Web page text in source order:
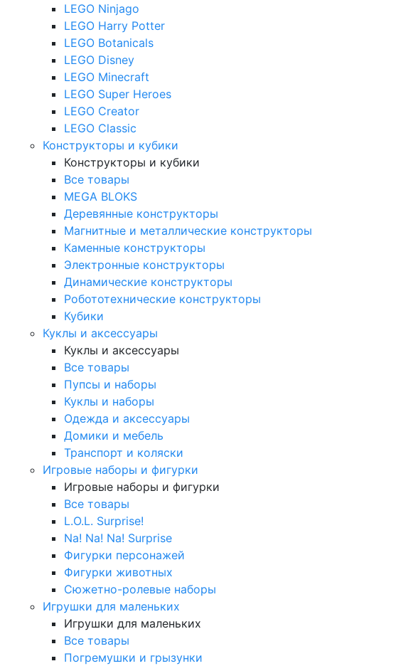
LEGO Ninjago
LEGO Harry Potter
LEGO Botanicals
LEGO Disney
LEGO Minecraft
LEGO Super Heroes
LEGO Creator
LEGO Classic
Конструкторы и кубики
Конструкторы и кубики
Все товары
MEGA BLOKS
Деревянные конструкторы
Магнитные и металлические конструкторы
Каменные конструкторы
Электронные конструкторы
Динамические конструкторы
Робототехнические конструкторы
Кубики
Куклы и аксессуары
Куклы и аксессуары
Все товары
Пупсы и наборы
Куклы и наборы
Одежда и аксессуары
Домики и мебель
Транспорт и коляски
Игровые наборы и фигурки
Игровые наборы и фигурки
Все товары
L.O.L. Surprise!
Na! Na! Na! Surprise
Фигурки персонажей
Фигурки животных
Сюжетно-ролевые наборы
Игрушки для маленьких
Игрушки для маленьких
Все товары
Погремушки и грызунки